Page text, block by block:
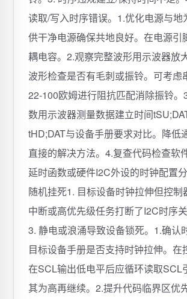
读取/写入时序错误。1.优化电源与地
供干净电源确保共地良好。在电源引
耦电容。2.观察完整波形用示波器放
波形检查是否有毛刺或振铃。可考虑
22-100欧姆进行阻抗匹配消除振铃。
数用示波器测量数据建立时间
tHD;DAT与设备手册要求对比。降低
直接的解决方法。4.复查代码检查软
延时函数或硬件I2C外设的时钟配置
随机挂死1. 目标设备时钟拉伸但控制
中断或高优先级任务打断了I2C时序关
3. 静电或浪涌导致设备锁死。1.确认
目标设备手册是否支持时钟拉伸。在
在SCL输出低电平后应循环读取SCL
其为高再继续。2.提升代码临界区优